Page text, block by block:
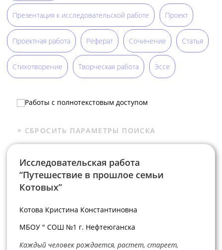
Презентация к исследовательской работе Проект
Проектная работа Реферат Сочинение Статья
Стихотворение Творческая работа Эссе
Работы с полнотекстовым доступом
Исследовательская работа
“Путешествие в прошлое семьи
Котовых”
Котова Кристина Константиновна
МБОУ " СОШ №1 г. Нефтеюганска
Каждый человек рождается, растет, стареет,